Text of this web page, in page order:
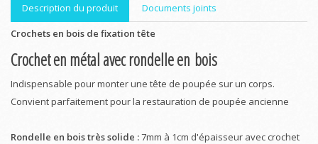
Description du produit
Documents joints
Crochets en bois de fixation tête
Crochet en métal avec rondelle en bois
Indispensable pour monter une tête de poupée sur un corps.
Convient parfaitement pour la restauration de poupée ancienne
Rondelle en bois très solide :7mm à 1cm d'épaisseur avec crochet